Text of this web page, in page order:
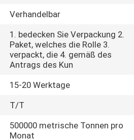
Verhandelbar
1. bedecken Sie Verpackung 2.
Paket, welches die Rolle 3.
verpackt, die 4. gemäß des
Antrags des Kun
15-20 Werktage
T/T
500000 metrische Tonnen pro
Monat